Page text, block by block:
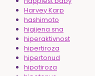
Harvey Karp
hashimoto
higijena sna
hiperaktivnost
hipertiroza
hipertonud
hipotiroza